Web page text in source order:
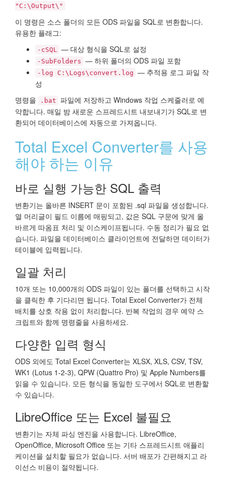
"C:\Output\"
이 명령은 소스 폴더의 모든 ODS 파일을 SQL로 변환합니다.
유용한 플래그:
-cSQL — 대상 형식을 SQL로 설정
-SubFolders — 하위 폴더의 ODS 파일 포함
-log C:\Logs\convert.log — 추적용 로그 파일 작
성
명령을
.bat 파일에 저장하고 Windows 작업 스케줄러로 예
약합니다. 매일 밤 새로운 스프레드시트 내보내기가 SQL로 변
환되어 데이터베이스에 자동으로 가져옵니다.
Total Excel Converter를 사용
해야 하는 이유
바로 실행 가능한 SQL 출력
변환기는 올바른 INSERT 문이 포함된 .sql 파일을 생성합니다.
열 머리글이 필드 이름에 매핑되고, 값은 SQL 구문에 맞게 올
바르게 따옴표 처리 및 이스케이프됩니다. 수동 정리가 필요 없
습니다. 파일을 데이터베이스 클라이언트에 전달하면 데이터가
테이블에 입력됩니다.
일괄 처리
10개 또는 10,000개의 ODS 파일이 있는 폴더를 선택하고 시작
을 클릭한 후 기다리면 됩니다. Total Excel Converter가 전체
배치를 상호 작용 없이 처리합니다. 반복 작업의 경우 예약 스
크립트와 함께 명령줄을 사용하세요.
다양한 입력 형식
ODS 외에도 Total Excel Converter는 XLSX, XLS, CSV, TSV,
WK1 (Lotus 1-2-3), QPW (Quattro Pro) 및 Apple Numbers를
읽을 수 있습니다. 모든 형식을 동일한 도구에서 SQL로 변환할
수 있습니다.
LibreOffice 또는 Excel 불필요
변환기는 자체 파싱 엔진을 사용합니다. LibreOffice,
OpenOffice, Microsoft Office 또는 기타 스프레드시트 애플리
케이션을 설치할 필요가 없습니다. 서버 배포가 간편해지고 라
이선스 비용이 절약됩니다.